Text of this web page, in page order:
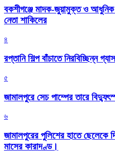
বকশীগঞ্জে মাদক-জুয়ামুক্ত ও আধুনিক
নেতা শাকিলের
৪
রপ্তানি শিল্প বাঁচাতে নিরবিচ্ছিন্ন
৫
জামালপুরে সেচ পাম্পের তারে
৬
জামালপুরের পুলিশের হাতে ছেলেকে
মাসের কারাদণ্ড।